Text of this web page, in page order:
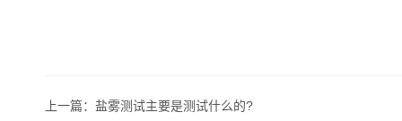
上一篇： 盐雾测试主要是测试什么的?